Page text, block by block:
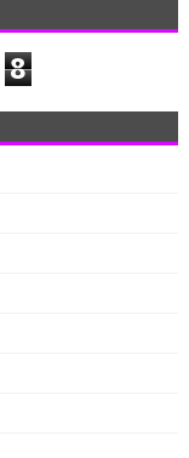
8